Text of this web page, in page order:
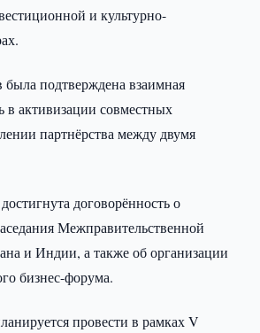
и культурно-
была подтверждена взаимная
в активизации совместных
партнёрства между двумя
договорённость о
Межправительственной
и Индии, а также об организации
бизнес-форума.
провести в рамках V